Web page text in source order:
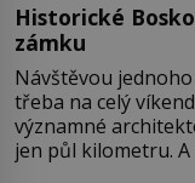
Historické
zámku
Návštěvou
třeba na celý
významné
jen půl kilometru. A